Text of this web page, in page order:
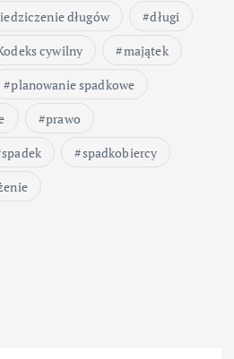
długów
długi
cywilny
majątek
planowanie spadkowe
prawo
spadek
spadkobiercy